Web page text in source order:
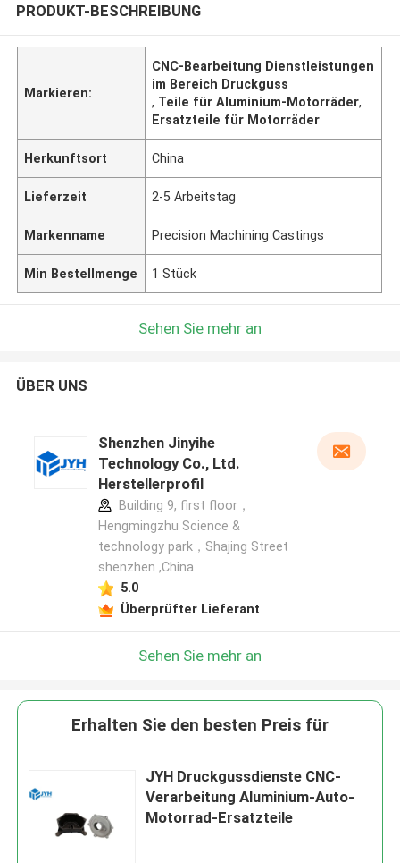
PRODUKT-BESCHREIBUNG
Markieren:
CNC-Bearbeitung Dienstleistungen
im Bereich Druckguss
, Teile für Aluminium-Motorräder,
Ersatzteile für Motorräder
Herkunftsort China
Lieferzeit 2-5 Arbeitstag
Markenname Precision Machining Castings
Min Bestellmenge 1 Stück
Sehen Sie mehr an
ÜBER UNS
Shenzhen Jinyihe
Technology Co., Ltd.
Herstellerprofil
Building 9, first floor，
Hengmingzhu Science &
technology park，Shajing Street
shenzhen ,China
5.0
Überprüfter Lieferant
Sehen Sie mehr an
Erhalten Sie den besten Preis für
JYH Druckgussdienste CNC-
Verarbeitung Aluminium-Auto-
Motorrad-Ersatzteile